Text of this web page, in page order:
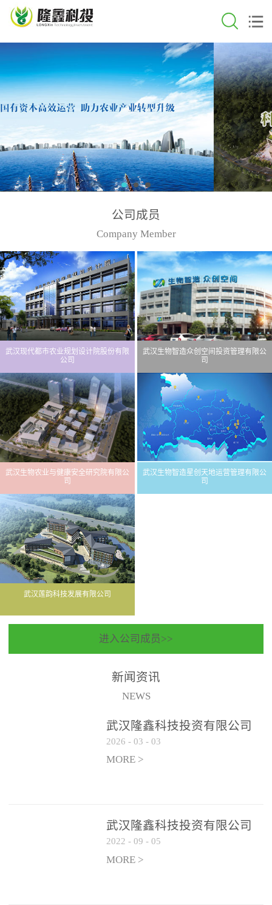
公司成员
Company Member
武汉现代都市农业规划设计院股份有限
公司
武汉生物智造众创空间投资管理有限公
司
武汉生物农业与健康安全研究院有限公
司
武汉生物智造星创天地运营管理有限公
司
武汉莲韵科技发展有限公司
进入公司成员>>
新闻资讯
NEWS
武汉隆鑫科技投资有限公司
聘请常年法律顾问服务机构
遴选公告
2026 - 03 - 03
MORE >
武汉隆鑫科技投资有限公司
办公用房 空调设备供应商公
开遴选公告
2022 - 09 - 05
MORE >